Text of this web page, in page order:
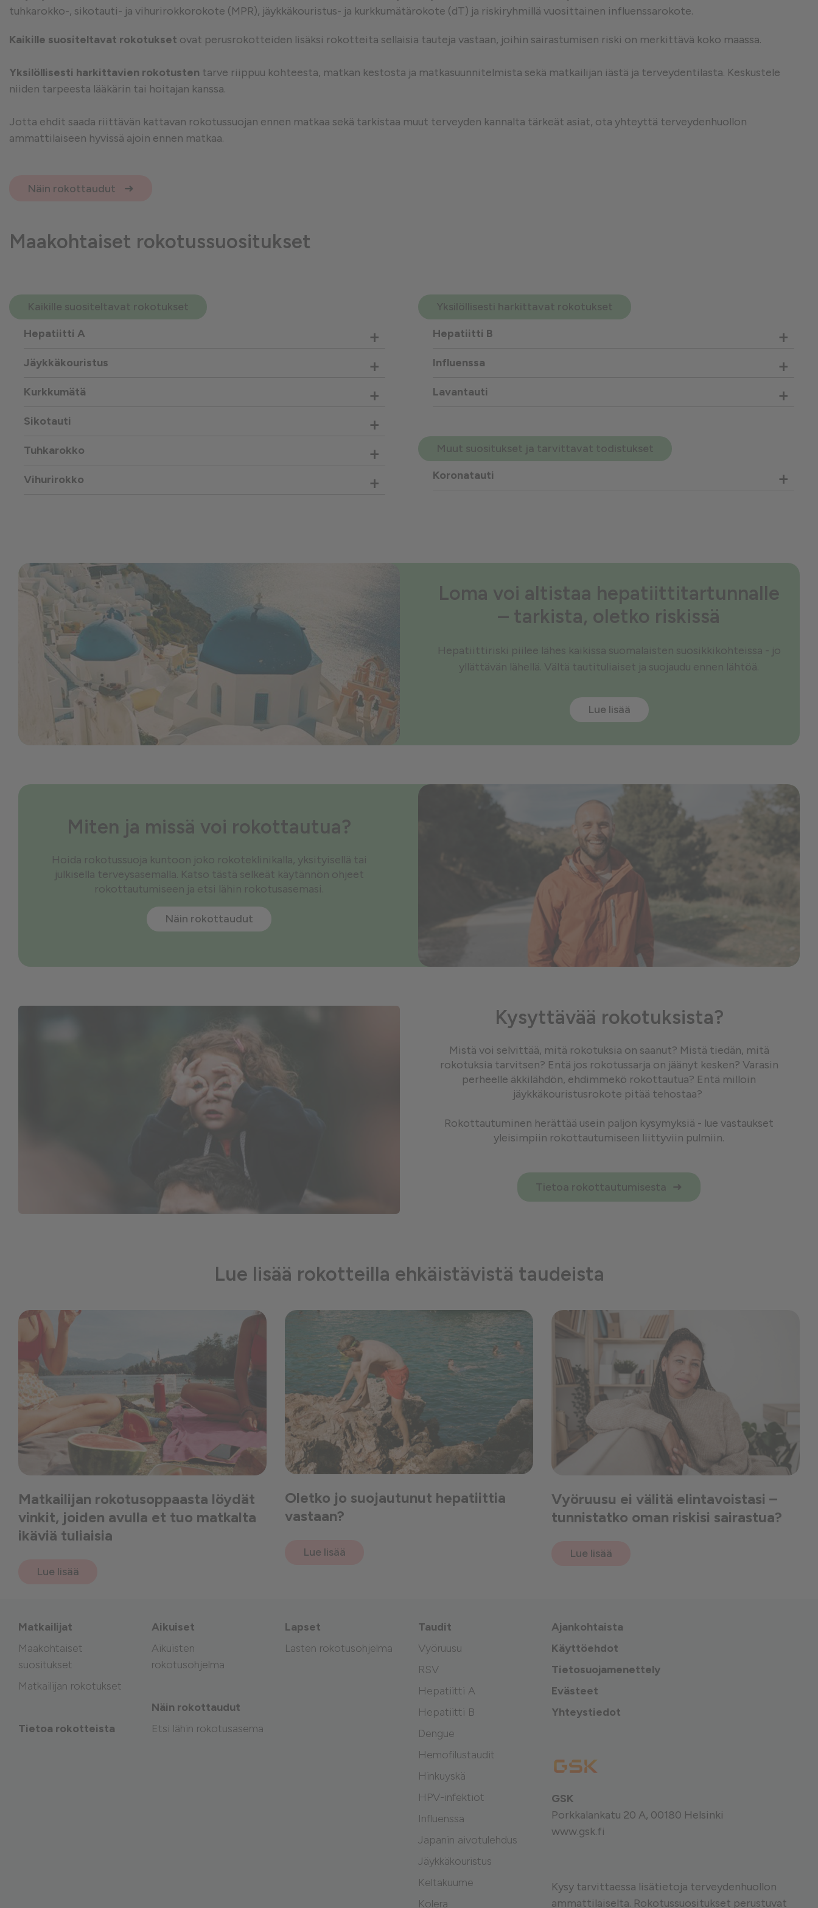
tuhkarokko-, sikotauti- ja vihurirokkorokote (MPR), jäykkäkouristus- ja kurkkumätärokote (dT) ja riskiryhmillä vuosittainen influenssarokote.
Kaikille suositeltavat rokotukset ovat perusrokotteiden lisäksi rokotteita sellaisia tauteja vastaan, joihin sairastumisen riski on merkittävä koko maassa.
Yksilöllisesti harkittavien rokotusten tarve riippuu kohteesta, matkan kestosta ja matkasuunnitelmista sekä matkailijan iästä ja terveydentilasta. Keskustele
niiden tarpeesta lääkärin tai hoitajan kanssa.
Jotta ehdit saada riittävän kattavan rokotussuojan ennen matkaa sekä tarkistaa muut terveyden kannalta tärkeät asiat, ota yhteyttä terveydenhuollon
ammattilaiseen hyvissä ajoin ennen matkaa.
Näin rokottaudut
Maakohtaiset rokotussuositukset
Kaikille suositeltavat rokotukset
Hepatiitti A
+
Jäykkäkouristus +
Kurkkumätä +
Sikotauti +
Tuhkarokko +
Vihurirokko +
Yksilöllisesti harkittavat rokotukset
Hepatiitti B
+
Influenssa +
Lavantauti +
Muut suositukset ja tarvittavat todistukset
Koronatauti
+
Loma voi altistaa hepatiittitartunnalle
– tarkista, oletko riskissä
Hepatiittiriski piilee lähes kaikissa suomalaisten suosikkikohteissa - jo
yllättävän lähellä. Vältä tautituliaiset ja suojaudu ennen lähtöä.
Lue lisää
Miten ja missä voi rokottautua?
Hoida rokotussuoja kuntoon joko rokoteklinikalla, yksityisellä tai
julkisella terveysasemalla. Katso tästä selkeät käytännön ohjeet
rokottautumiseen ja etsi lähin rokotusasemasi.
Näin rokottaudut
Kysyttävää rokotuksista?
Mistä voi selvittää, mitä rokotuksia on saanut? Mistä tiedän, mitä
rokotuksia tarvitsen? Entä jos rokotussarja on jäänyt kesken? Varasin
perheelle äkkilähdön, ehdimmekö rokottautua? Entä milloin
jäykkäkouristusrokote pitää tehostaa?
Rokottautuminen herättää usein paljon kysymyksiä - lue vastaukset
yleisimpiin rokottautumiseen liittyviin pulmiin.
Tietoa rokottautumisesta
Lue lisää rokotteilla ehkäistävistä taudeista
Matkailijan rokotusoppaasta löydät
vinkit, joiden avulla et tuo matkalta
ikäviä tuliaisia
Lue lisää
Oletko jo suojautunut hepatiittia
vastaan?
Lue lisää
Vyöruusu ei välitä elintavoistasi –
tunnistatko oman riskisi sairastua?
Lue lisää
Matkailijat
Maakohtaiset
suositukset
Matkailijan rokotukset
Tietoa rokotteista
Aikuiset
Aikuisten
rokotusohjelma
Näin rokottaudut
Etsi lähin rokotusasema
Lapset
Lasten rokotusohjelma
Taudit
Vyöruusu
RSV
Hepatiitti A
Hepatiitti B
Dengue
Hemofilustaudit
Hinkuyskä
HPV-infektiot
Influenssa
Japanin aivotulehdus
Jäykkäkouristus
Keltakuume
Kolera
Ajankohtaista
Käyttöehdot
Tietosuojamenettely
Evästeet
Yhteystiedot
GSK
Porkkalankatu 20 A, 00180 Helsinki
www.gsk.fi
Kysy tarvittaessa lisätietoja terveydenhuollon
ammattilaiselta. Rokotussuositukset perustuvat
Mainontaan liittyvät evästeet ❮